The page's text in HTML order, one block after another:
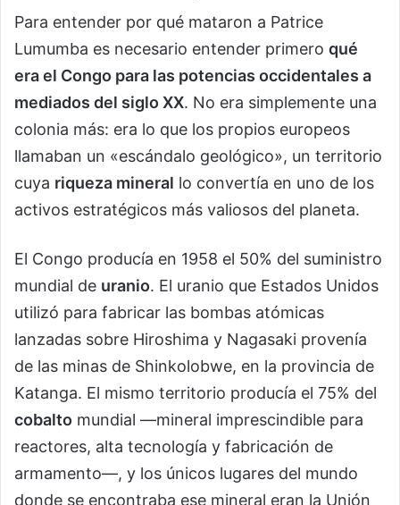
Para entender por qué mataron a Patrice
Lumumba es necesario entender primero qué
era el Congo para las potencias occidentales a
mediados del siglo XX. No era simplemente una
colonia más: era lo que los propios europeos
llamaban un «escándalo geológico», un territorio
cuya riqueza mineral lo convertía en uno de los
activos estratégicos más valiosos del planeta.
El Congo producía en 1958 el 50% del suministro
mundial de uranio. El uranio que Estados Unidos
utilizó para fabricar las bombas atómicas
lanzadas sobre Hiroshima y Nagasaki provenía
de las minas de Shinkolobwe, en la provincia de
Katanga. El mismo territorio producía el 75% del
cobalto mundial —mineral imprescindible para
reactores, alta tecnología y fabricación de
armamento—, y los únicos lugares del mundo
donde se encontraba ese mineral eran la Unión